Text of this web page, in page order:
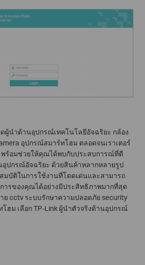
ผู้นำด้านอุปกรณ์เทคโนโลยีอัจฉริยะ กล้อง
อุปกรณ์สมาร์ทโฮม ตลอดจนเราเตอร์
พร้อมช่วยให้คุณได้พบกับประสบการณ์ที่ดี
อุปกรณ์อัจฉริยะ ด้วยสินค้าหลากหลายรูป
บัติในการใช้งานที่โดดเด่นและสามารถ
ารของคุณได้อย่างมีประสิทธิภาพมากที่สุด
ย cctv ระบบรักษาความปลอดภัย security
ฮม เลือก TP-Link ผู้นำตัวจริงด้านอุปกรณ์